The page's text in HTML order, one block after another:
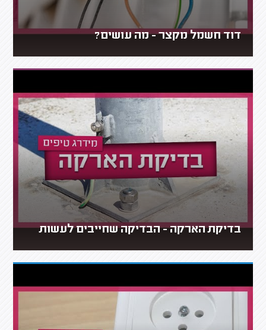
דוד חשמל מקצר - מה עושים?
בדיקת הארקה - הבדיקה שחייבים לעשות